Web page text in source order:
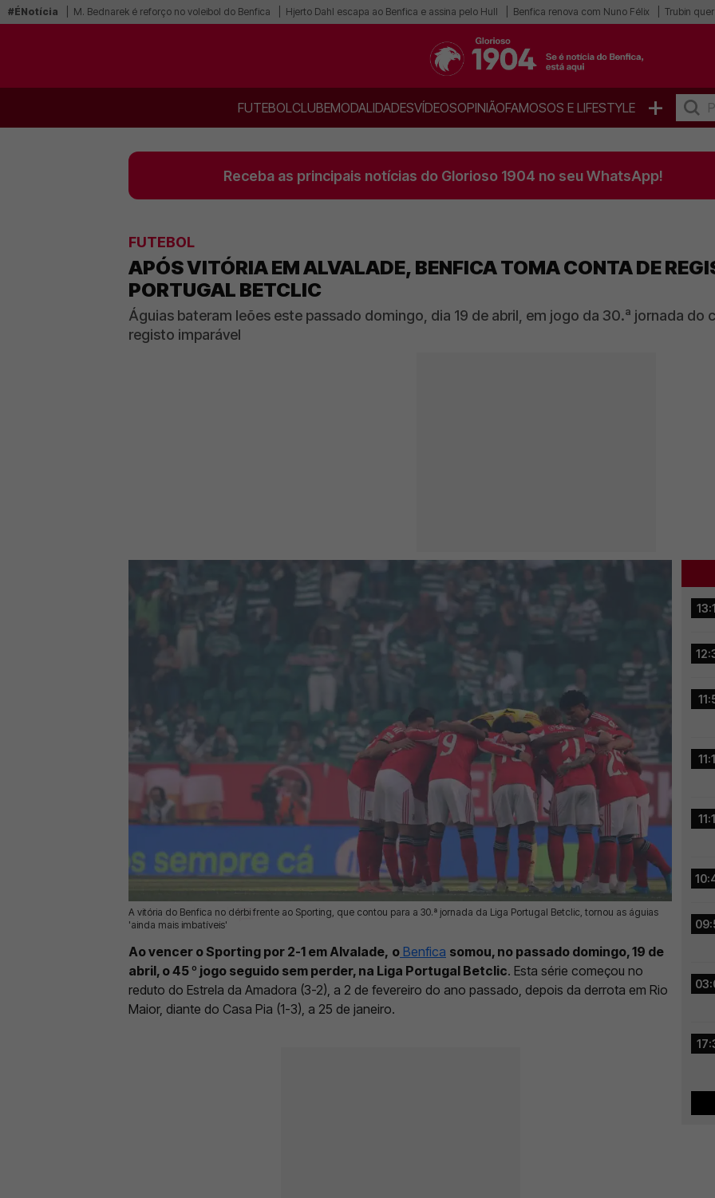
#ÉNotícia M. Bednarek é reforço no voleibol do Benfica Hjerto Dahl escapa ao Benfica e assina pelo Hull Benfica renova com Nuno Félix Trubin
FUTEBOLCLUBEMODALIDADESVÍDEOSOPINIÃOFAMOSOS E LIFESTYLE +
Receba as principais notícias do Glorioso 1904 no seu WhatsApp!
FUTEBOL
APÓS VITÓRIA EM ALVALADE, BENFICA TOMA CONTA DE
PORTUGAL BETCLIC
Águias bateram leões este passado domingo, dia 19 de abril, em jogo da 30.ª jornada
registo imparável
A vitória do Benfica no dérbi frente ao Sporting, que contou para a 30.ª jornada da Liga Portugal Betclic, tornou as águias
'ainda mais imbatíveis'
21 Abr 2026 | 10:21 | 0
Ao vencer o Sporting por 2-1 em Alvalade, o Benfica somou, no passado domingo, 19 de
abril, o 45 º jogo seguido sem perder, na Liga Portugal Betclic. Esta série começou no
reduto do Estrela da Amadora (3-2), a 2 de fevereiro do ano passado, depois da derrota em Rio
Maior, diante do Casa Pia (1-3), a 25 de janeiro.